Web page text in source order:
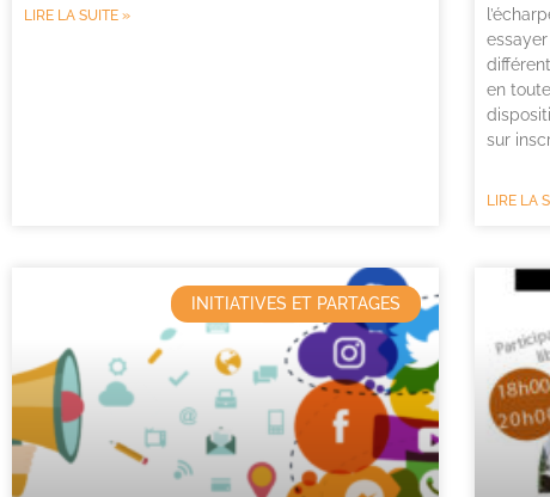
LIRE LA SUITE »
en
sur
LIRE LA
INITIATIVES ET PARTAGES